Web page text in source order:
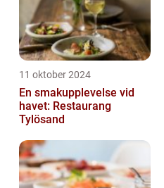
11 oktober 2024
En smakupplevelse vid
havet: Restaurang
Tylösand